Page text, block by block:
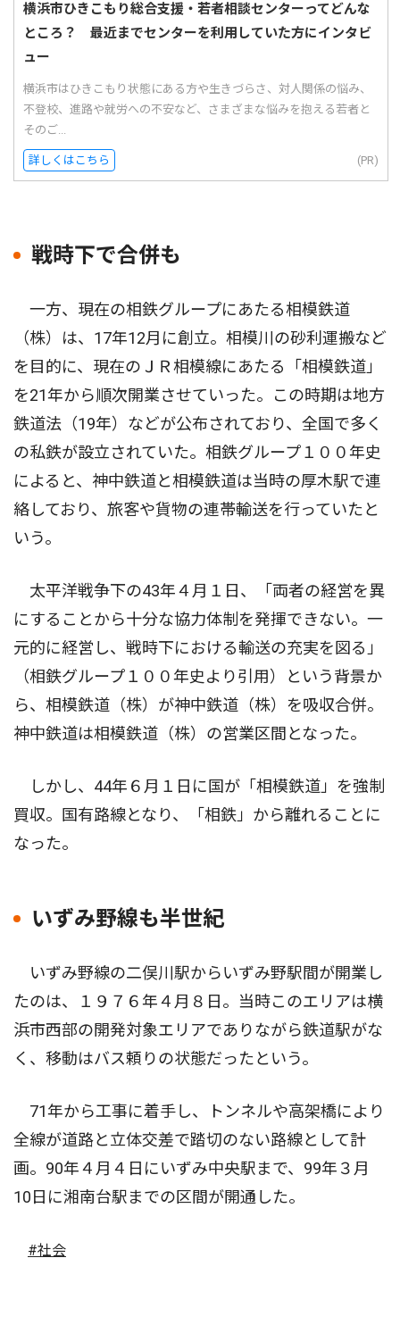
横浜市ひきこもり総合支援・若者相談センターってどんな
ところ？ 最近までセンターを利用していた方にインタビ
ュー
横浜市はひきこもり状態にある方や生きづらさ、対人関係の悩み、
不登校、進路や就労への不安など、さまざまな悩みを抱える若者と
そのご...
詳しくはこちら (PR)
戦時下で合併も
一方、現在の相鉄グループにあたる相模鉄道
（株）は、17年12月に創立。相模川の砂利運搬など
を目的に、現在のＪＲ相模線にあたる「相模鉄道」
を21年から順次開業させていった。この時期は地方
鉄道法（19年）などが公布されており、全国で多く
の私鉄が設立されていた。相鉄グループ１００年史
によると、神中鉄道と相模鉄道は当時の厚木駅で連
絡しており、旅客や貨物の連帯輸送を行っていたと
いう。
太平洋戦争下の43年４月１日、「両者の経営を異
にすることから十分な協力体制を発揮できない。一
元的に経営し、戦時下における輸送の充実を図る」
（相鉄グループ１００年史より引用）という背景か
ら、相模鉄道（株）が神中鉄道（株）を吸収合併。
神中鉄道は相模鉄道（株）の営業区間となった。
しかし、44年６月１日に国が「相模鉄道」を強制
買収。国有路線となり、「相鉄」から離れることに
なった。
いずみ野線も半世紀
いずみ野線の二俣川駅からいずみ野駅間が開業し
たのは、１９７６年４月８日。当時このエリアは横
浜市西部の開発対象エリアでありながら鉄道駅がな
く、移動はバス頼りの状態だったという。
71年から工事に着手し、トンネルや高架橋により
全線が道路と立体交差で踏切のない路線として計
画。90年４月４日にいずみ中央駅まで、99年３月
10日に湘南台駅までの区間が開通した。
#社会